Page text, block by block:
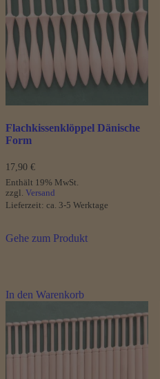
Flachkissenklöppel Dänische
Form
17,90 €
Enthält 19% MwSt.
zzgl. Versand
Lieferzeit: ca. 3-5 Werktage
Gehe zum Produkt
In den Warenkorb